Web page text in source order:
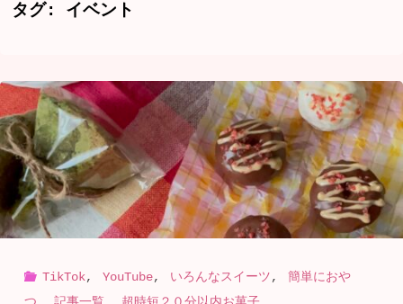
タグ: イベント
TikTok, YouTube, いろんなスイーツ,
簡単におや